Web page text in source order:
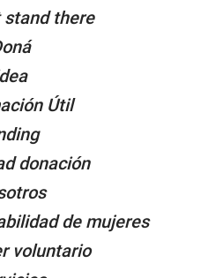
stand there
Útil
donación
de mujeres
voluntario